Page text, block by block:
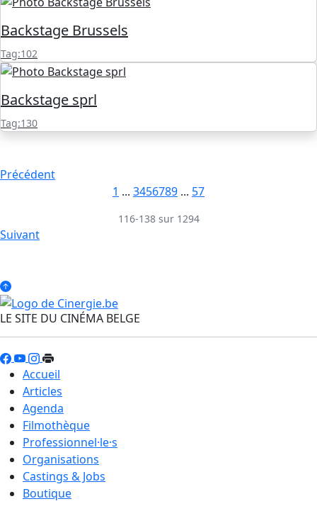
Backstage Brussels
Tag:102
Backstage sprl
Tag:130
Précédent
1 ... 3456789 ... 57
116-138 sur 1294
Suivant
LE SITE DU CINÉMA BELGE
Accueil
Articles
Agenda
Filmothèque
Professionnel·le·s
Organisations
Castings & Jobs
Boutique